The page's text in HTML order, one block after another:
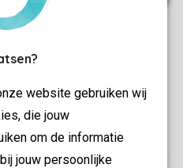
website gebruiken wij
die jouw
om de informatie
jouw persoonlijke